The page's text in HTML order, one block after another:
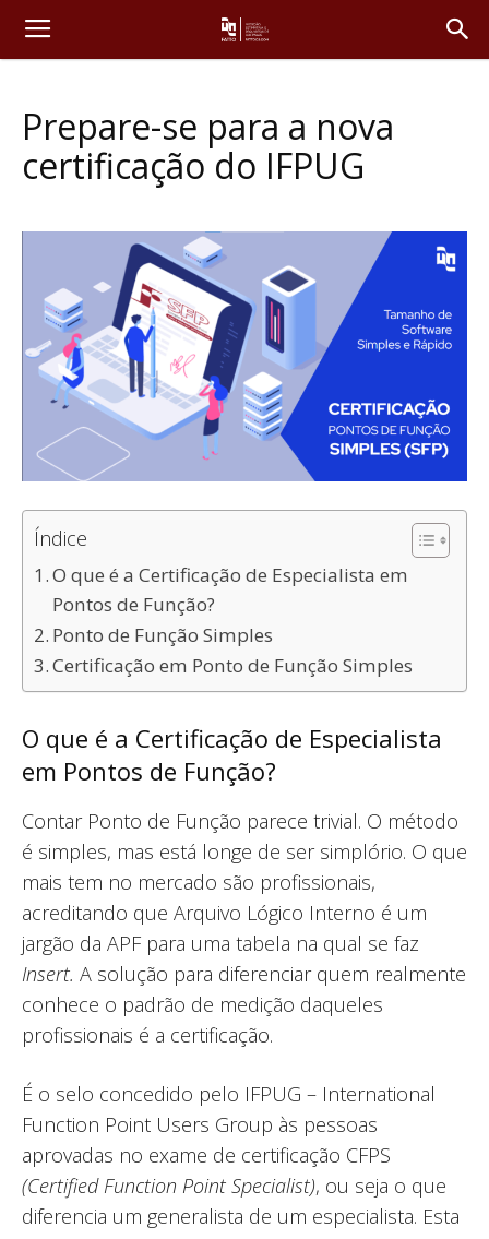
Prepare-se para a nova
certificação do IFPUG
Índice
O que é a Certificação de Especialista em
Pontos de Função?
Ponto de Função Simples
Certificação em Ponto de Função Simples
O que é a Certificação de Especialista
em Pontos de Função?
Contar Ponto de Função parece trivial. O método
é simples, mas está longe de ser simplório. O que
mais tem no mercado são profissionais,
acreditando que Arquivo Lógico Interno é um
jargão da APF para uma tabela na qual se faz
Insert. A solução para diferenciar quem realmente
conhece o padrão de medição daqueles
profissionais é a certificação.
É o selo concedido pelo IFPUG – International
Function Point Users Group às pessoas
aprovadas no exame de certificação CFPS
(Certified Function Point Specialist), ou seja o que
diferencia um generalista de um especialista. Esta